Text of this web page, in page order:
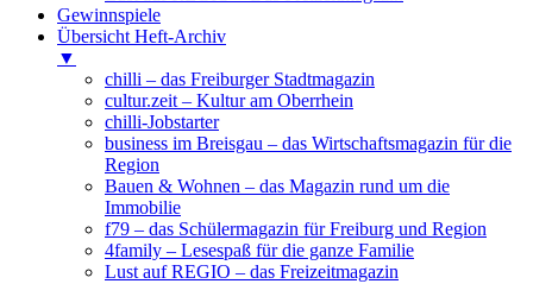
Gewinnspiele
Übersicht Heft-Archiv
▼
chilli – das Freiburger Stadtmagazin
cultur.zeit – Kultur am Oberrhein
chilli-Jobstarter
business im Breisgau – das Wirtschaftsmagazin für die
Region
Bauen & Wohnen – das Magazin rund um die
Immobilie
f79 – das Schülermagazin für Freiburg und Region
4family – Lesespaß für die ganze Familie
Lust auf REGIO – das Freizeitmagazin